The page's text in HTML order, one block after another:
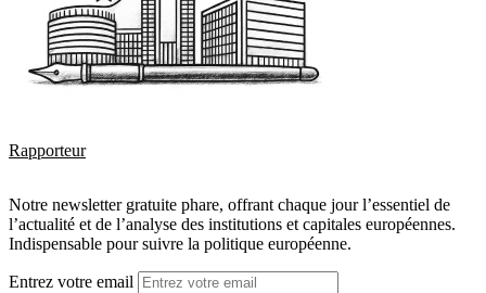
Rapporteur
Notre newsletter gratuite phare, offrant chaque jour l’essentiel de
l’actualité et de l’analyse des institutions et capitales européennes.
Indispensable pour suivre la politique européenne.
Entrez votre email